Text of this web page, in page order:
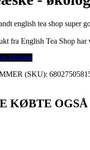
english tea shop super
fra English Tea Shop har
Helsam
(SKU):
KØBTE OGSÅ